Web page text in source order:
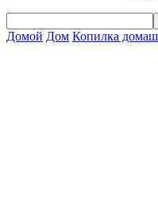
Домой Дом Копилка